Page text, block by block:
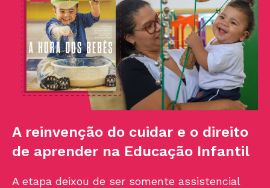
A reinvenção do cuidar e o direito
de aprender na Educação Infantil
A etapa deixou de ser somente assistencial